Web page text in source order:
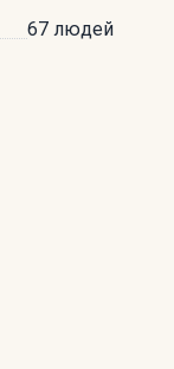
67 людей